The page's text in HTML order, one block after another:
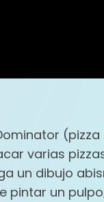
varias
un dibujo
pintar un